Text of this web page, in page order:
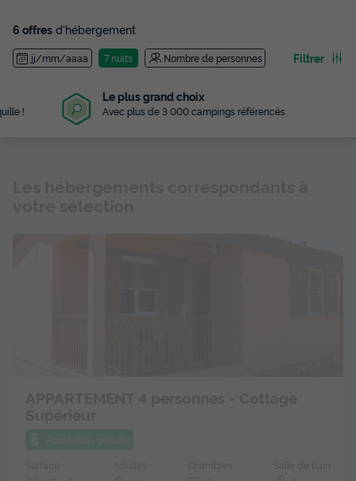
6 offres d'hébergement
jj/mm/aaaa 7 nuits Nombre de personnes Filtrer
Le plus grand choix
Avec plus de 3 000 campings référencés